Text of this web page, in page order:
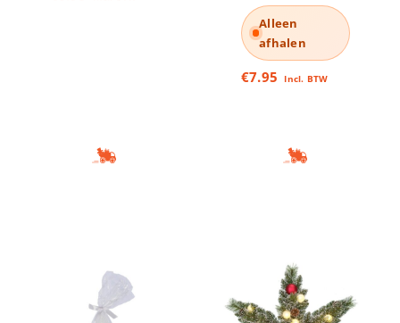
Alleen
afhalen
€7.95 Incl. BTW